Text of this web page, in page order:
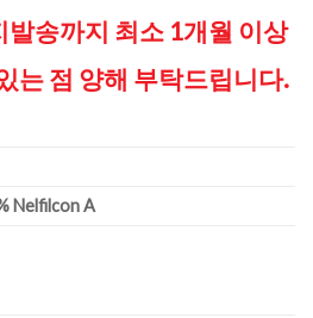
송까지 최소 1개월 이상
는 점 양해 부탁드립니다.
Nelfilcon A